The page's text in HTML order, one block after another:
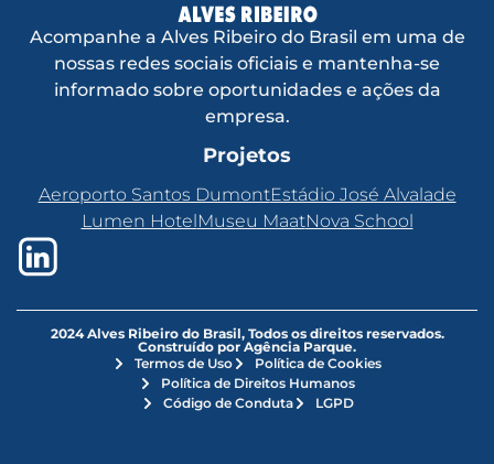
Acompanhe a Alves Ribeiro do Brasil em uma de
nossas redes sociais oficiais e mantenha-se
informado sobre oportunidades e ações da
empresa.
Projetos
Aeroporto Santos DumontEstádio José Alvalade
Lumen Hotel Museu MaatNova School
2024 Alves Ribeiro do Brasil, Todos os direitos reservados.
Construído por Agência Parque.
Termos de Uso
Política de Cookies
Política de Direitos Humanos
Código de Conduta
LGPD